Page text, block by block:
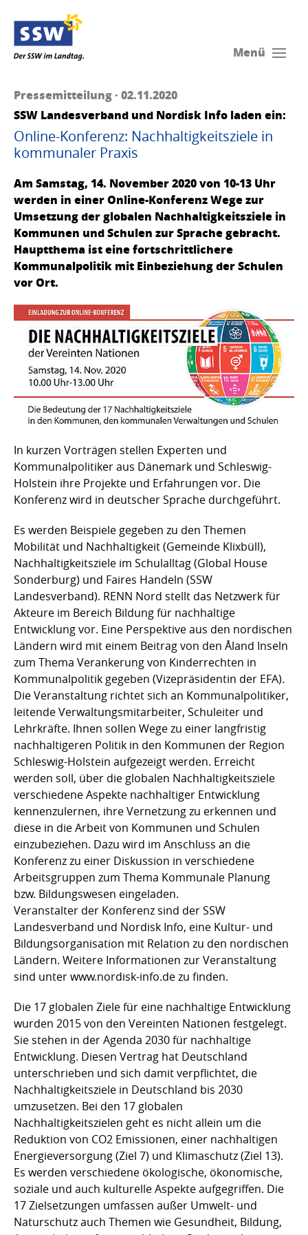
Menü
Pressemitteilung · 02.11.2020
SSW Landesverband und Nordisk Info laden ein:
Online-Konferenz: Nachhaltigkeitsziele in
kommunaler Praxis
Am Samstag, 14. November 2020 von 10-13 Uhr
werden in einer Online-Konferenz Wege zur
Umsetzung der globalen Nachhaltigkeitsziele in
Kommunen und Schulen zur Sprache gebracht.
Hauptthema ist eine fortschrittlichere
Kommunalpolitik mit Einbeziehung der Schulen
vor Ort.
In kurzen Vorträgen stellen Experten und
Kommunalpolitiker aus Dänemark und Schleswig-
Holstein ihre Projekte und Erfahrungen vor. Die
Konferenz wird in deutscher Sprache durchgeführt.
Es werden Beispiele gegeben zu den Themen
Mobilität und Nachhaltigkeit (Gemeinde Klixbüll),
Nachhaltigkeitsziele im Schulalltag (Global House
Sonderburg) und Faires Handeln (SSW
Landesverband). RENN Nord stellt das Netzwerk für
Akteure im Bereich Bildung für nachhaltige
Entwicklung vor. Eine Perspektive aus den nordischen
Ländern wird mit einem Beitrag von den Åland Inseln
zum Thema Verankerung von Kinderrechten in
Kommunalpolitik gegeben (Vizepräsidentin der EFA).
Die Veranstaltung richtet sich an Kommunalpolitiker,
leitende Verwaltungsmitarbeiter, Schuleiter und
Lehrkräfte. Ihnen sollen Wege zu einer langfristig
nachhaltigeren Politik in den Kommunen der Region
Schleswig-Holstein aufgezeigt werden. Erreicht
werden soll, über die globalen Nachhaltigkeitsziele
verschiedene Aspekte nachhaltiger Entwicklung
kennenzulernen, ihre Vernetzung zu erkennen und
diese in die Arbeit von Kommunen und Schulen
einzubeziehen. Dazu wird im Anschluss an die
Konferenz zu einer Diskussion in verschiedene
Arbeitsgruppen zum Thema Kommunale Planung
bzw. Bildungswesen eingeladen.
Veranstalter der Konferenz sind der SSW
Landesverband und Nordisk Info, eine Kultur- und
Bildungsorganisation mit Relation zu den nordischen
Ländern. Weitere Informationen zur Veranstaltung
sind unter www.nordisk-info.de zu finden.
Die 17 globalen Ziele für eine nachhaltige Entwicklung
wurden 2015 von den Vereinten Nationen festgelegt.
Sie stehen in der Agenda 2030 für nachhaltige
Entwicklung. Diesen Vertrag hat Deutschland
unterschrieben und sich damit verpflichtet, die
Nachhaltigkeitsziele in Deutschland bis 2030
umzusetzen. Bei den 17 globalen
Nachhaltigkeitszielen geht es nicht allein um die
Reduktion von CO2 Emissionen, einer nachhaltigen
Energieversorgung (Ziel 7) und Klimaschutz (Ziel 13).
Es werden verschiedene ökologische, ökonomische,
soziale und auch kulturelle Aspekte aufgegriffen. Die
17 Zielsetzungen umfassen außer Umwelt- und
Naturschutz auch Themen wie Gesundheit, Bildung,